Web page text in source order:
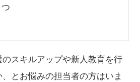
のスキルアップや新人教育を行
とお悩みの担当者の方はいま